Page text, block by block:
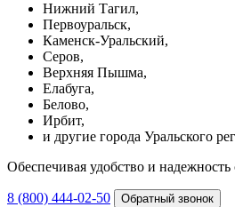
Нижний Тагил,
Первоуральск,
Каменск-Уральский,
Серов,
Верхняя Пышма,
Елабуга,
Белово,
Ирбит,
и другие города Уральского
Обеспечивая удобство и
8 (800) 444-02-50